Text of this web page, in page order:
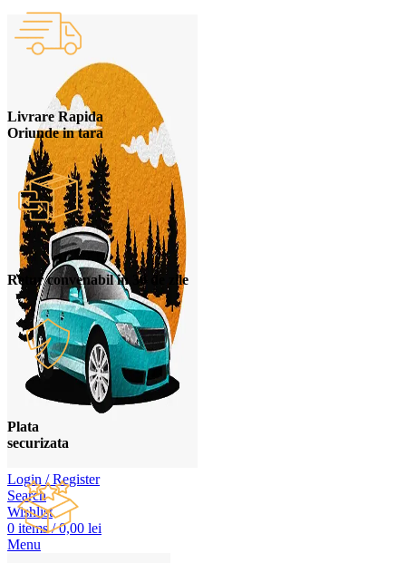
Login / Register
Search
Wishlist
0 items / 0,00 lei
Menu
Livrare Rapida
Oriunde in tara
Retur convenabil in 30 de zile
Plata
securizata